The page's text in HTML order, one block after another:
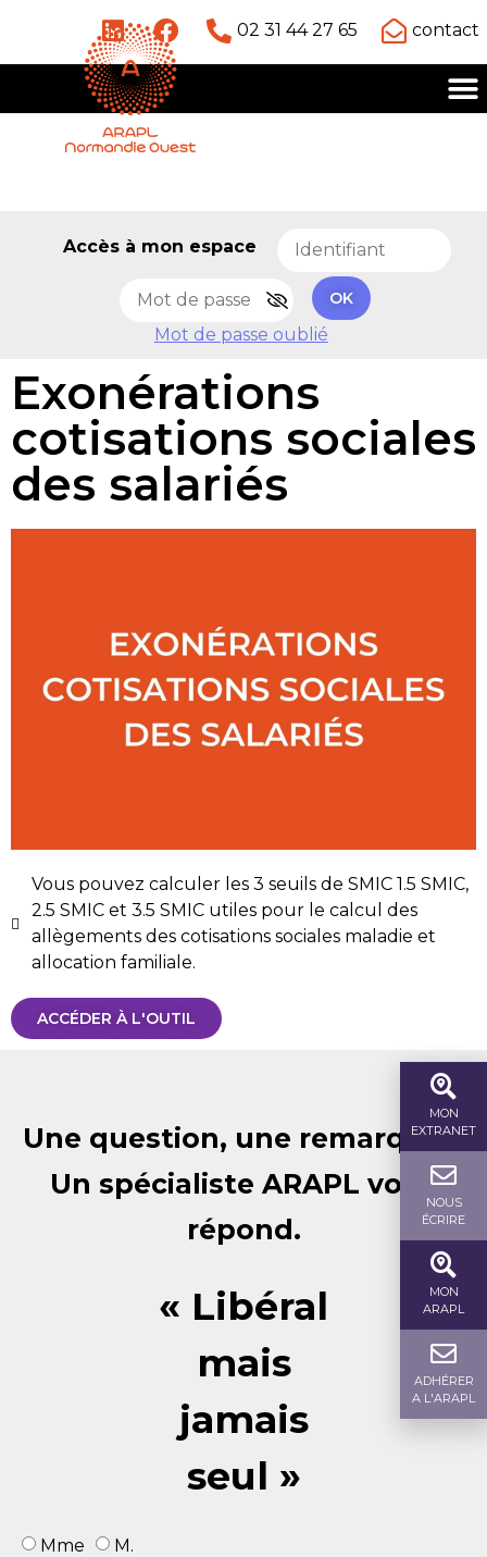
02 31 44 27 65 contact
Accès à mon espace
OK
Mot de passe oublié
Exonérations
cotisations sociales
des salariés
Vous pouvez calculer les 3 seuils de SMIC 1.5 SMIC,
2.5 SMIC et 3.5 SMIC utiles pour le calcul des
allègements des cotisations sociales maladie et
allocation familiale.
ACCÉDER À L'OUTIL
Une question, une remarque ?
Un spécialiste ARAPL vous
répond.
« Libéral
mais
jamais
seul »
Mme M.
MON
EXTRANET
NOUS
ÉCRIRE
MON
ARAPL
ADHÉRER
A L'ARAPL